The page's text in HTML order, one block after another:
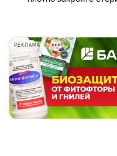
РЕКЛАМА